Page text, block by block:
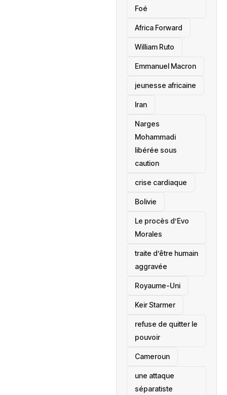
Foé
‎Africa Forward
William Ruto
Emmanuel Macron
jeunesse africaine
‎Iran
Narges
Mohammadi
libérée sous
caution
crise cardiaque
‎Bolivie
Le procès d’Evo
Morales
traite d’être humain
aggravée
‎Royaume-Uni
Keir Starmer
refuse de quitter le
pouvoir
‎Cameroun
une attaque
séparatiste